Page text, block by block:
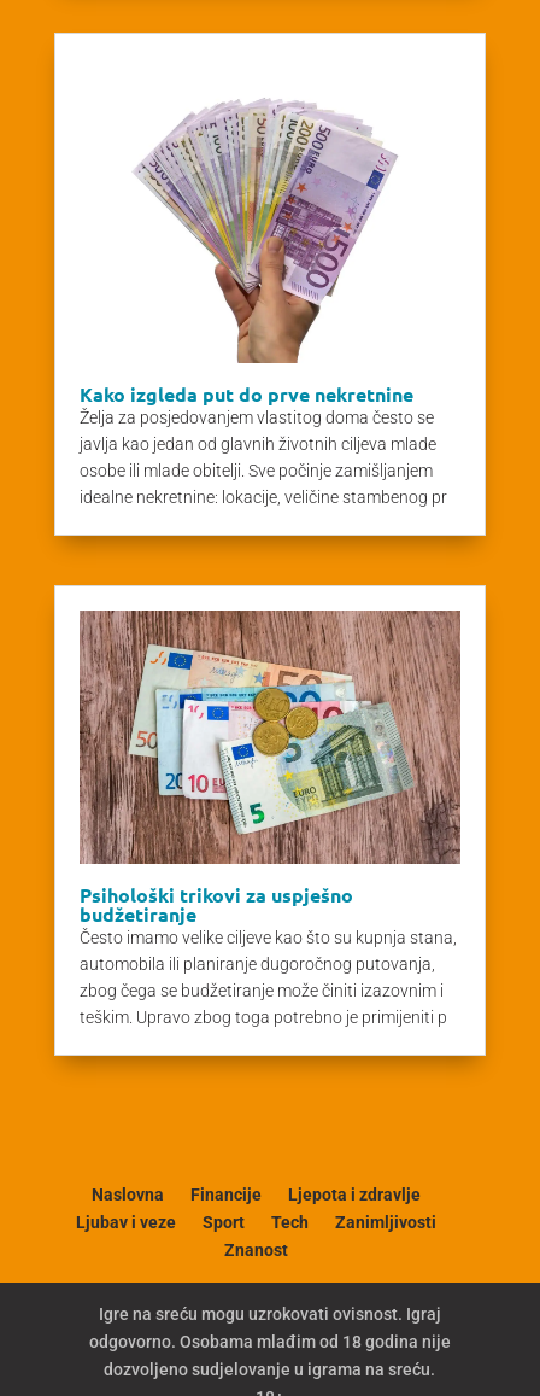
Kako izgleda put do prve nekretnine
Želja za posjedovanjem vlastitog doma često se
javlja kao jedan od glavnih životnih ciljeva mlade
osobe ili mlade obitelji. Sve počinje zamišljanjem
idealne nekretnine: lokacije, veličine stambenog pr
Psihološki trikovi za uspješno
budžetiranje
Često imamo velike ciljeve kao što su kupnja stana,
automobila ili planiranje dugoročnog putovanja,
zbog čega se budžetiranje može činiti izazovnim i
teškim. Upravo zbog toga potrebno je primijeniti p
Naslovna Financije
Ljepota i zdravlje
Ljubav i veze
Sport Tech
Zanimljivosti
Znanost
Igre na sreću mogu uzrokovati ovisnost. Igraj
odgovorno. Osobama mlađim od 18 godina nije
dozvoljeno sudjelovanje u igrama na sreću.